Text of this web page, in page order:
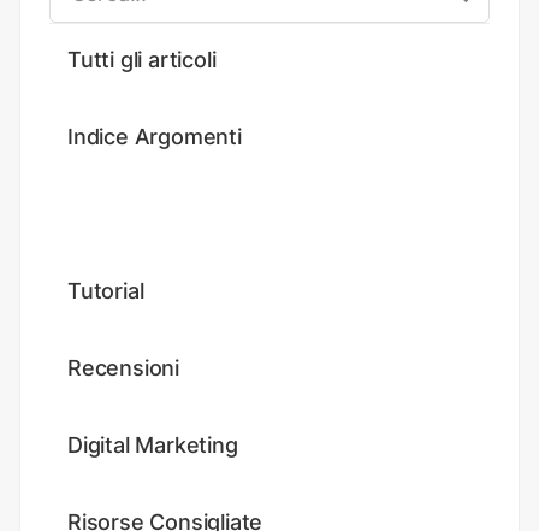
Tutti gli articoli
Indice Argomenti
Tutorial
Recensioni
Digital Marketing
Risorse Consigliate